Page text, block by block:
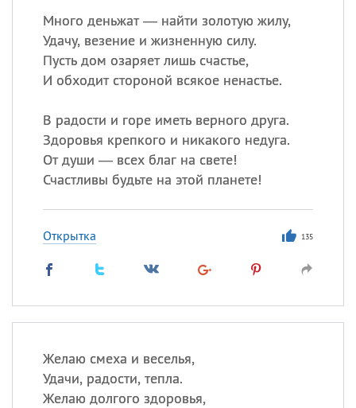
Много деньжат — найти золотую жилу,
Удачу, везение и жизненную силу.
Пусть дом озаряет лишь счастье,
И обходит стороной всякое ненастье.
В радости и горе иметь верного друга.
Здоровья крепкого и никакого недуга.
От души — всех благ на свете!
Счастливы будьте на этой планете!
Открытка 135
Желаю смеха и веселья,
Удачи, радости, тепла.
Желаю долгого здоровья,
ИМЕНА
Сегодня празднуют именины
Герман,Иван,Клим
Анфиса
Посмотреть значение